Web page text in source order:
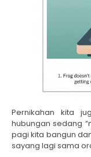
Pernikahan kita
hubungan sedang
pagi kita bangun
sayang lagi sama